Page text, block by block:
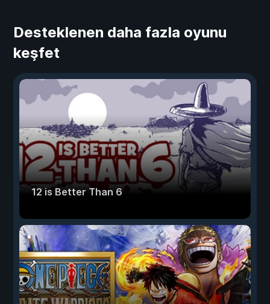
Desteklenen daha fazla oyunu
keşfet
12 is Better Than 6